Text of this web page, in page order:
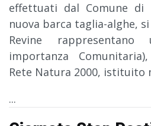
effettuati dal Comune di
nuova barca taglia-alghe,
Revine
importanza
Rete Natura 2000, istituito
...